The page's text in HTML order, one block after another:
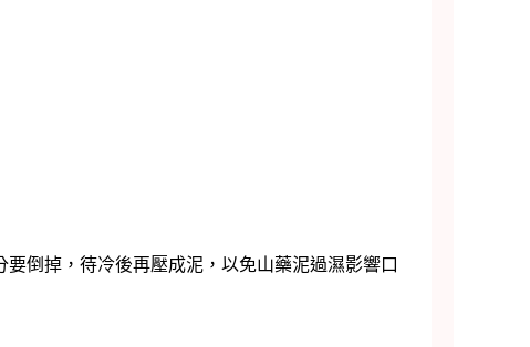
倒掉，待冷後再壓成泥，以免山藥泥過濕影響口